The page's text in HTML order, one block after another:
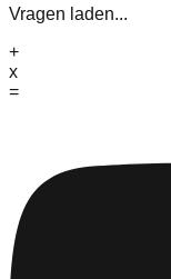
Vragen laden...
+
x
=